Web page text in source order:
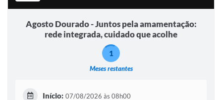
Agosto Dourado - Juntos pela amamentação:
rede integrada, cuidado que acolhe
Meses restantes
1
Início: 07/08/2026 às 08h00